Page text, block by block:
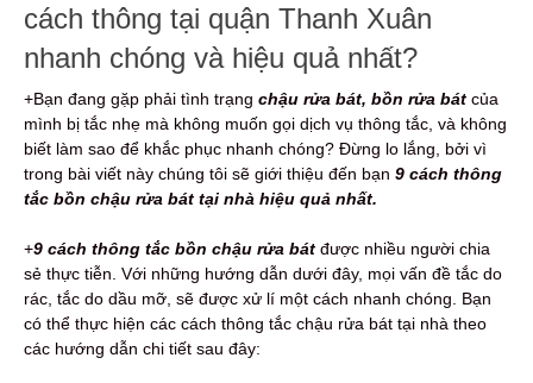
cách thông tại quận Thanh Xuân
nhanh chóng và hiệu quả nhất?
+Bạn đang gặp phải tình trạng chậu rửa bát, bồn rửa bát của
mình bị tắc nhẹ mà không muốn gọi dịch vụ thông tắc, và không
biết làm sao để khắc phục nhanh chóng? Đừng lo lắng, bởi vì
trong bài viết này chúng tôi sẽ giới thiệu đến bạn 9 cách thông
tắc bồn chậu rửa bát tại nhà hiệu quả nhất.
+9 cách thông tắc bồn chậu rửa bát được nhiều người chia
sẻ thực tiễn. Với những hướng dẫn dưới đây, mọi vấn đề tắc do
rác, tắc do dầu mỡ, sẽ được xử lí một cách nhanh chóng. Bạn
có thể thực hiện các cách thông tắc chậu rửa bát tại nhà theo
các hướng dẫn chi tiết sau đây: